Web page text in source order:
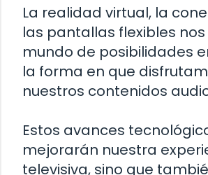
La realidad virtual, la
las pantallas flexibles
mundo de posibilidades
la forma en que
nuestros contenidos
Estos avances
mejorarán nuestra
televisiva, sino que